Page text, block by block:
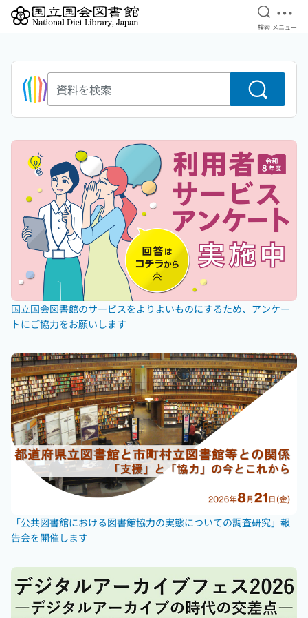
検索を
検索 メ
メニュー
国立国会図書館のサービスをよりよいものにするため、アンケー
トにご協力をお願いします
「公共図書館における図書館協力の実態についての調査研究」報
告会を開催します